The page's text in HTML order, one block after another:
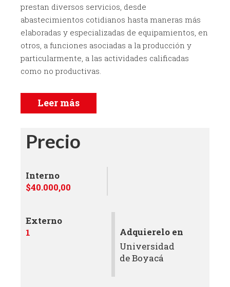
prestan diversos servicios, desde
abastecimientos cotidianos hasta maneras más
elaboradas y especializadas de equipamientos, en
otros, a funciones asociadas a la producción y
particularmente, a las actividades calificadas
como no productivas.
Leer más
Precio
Interno
$40.000,00
Externo
1
Adquierelo en
Universidad
de Boyacá